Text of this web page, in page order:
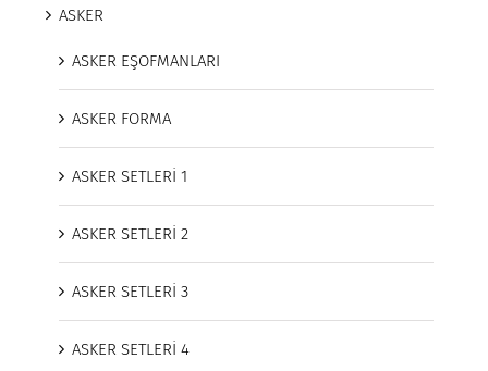
ASKER
ASKER EŞOFMANLARI
ASKER FORMA
ASKER SETLERİ 1
ASKER SETLERİ 2
ASKER SETLERİ 3
ASKER SETLERİ 4